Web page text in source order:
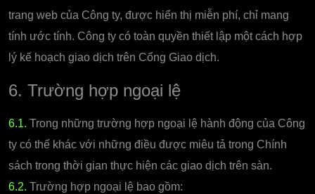
trang web của Công ty, được hiển thị miễn phí, chỉ mang
tính ước tính. Công ty có toàn quyền thiết lập một cách hợp
lý kế hoạch giao dịch trên Cổng Giao dịch.
6. Trường hợp ngoại lệ
6.1. Trong những trường hợp ngoại lệ hành động của Công
ty có thể khác với những điều được miêu tả trong Chính
sách trong thời gian thực hiện các giao dịch trên sàn.
6.2. Trường hợp ngoại lệ bao gồm: